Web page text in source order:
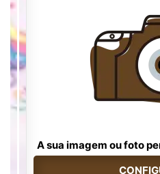
A sua imagem ou foto